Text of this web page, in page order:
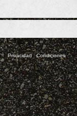
Privacidad|Condiciones